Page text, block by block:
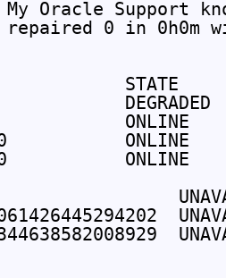
My Oracle Support
repaired 0 in 0h0m
STATE
ONLINE
ONLINE
ONLINE